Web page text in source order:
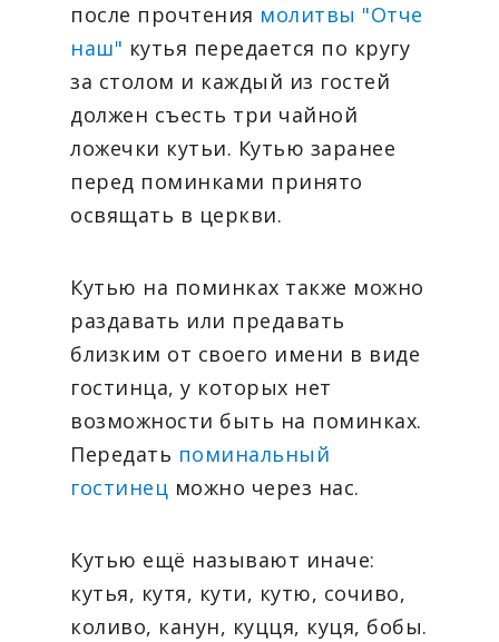
после прочтения молитвы "Отче
наш" кутья передается по кругу
за столом и каждый из гостей
должен съесть три чайной
ложечки кутьи. Кутью заранее
перед поминками принято
освящать в церкви.
Кутью на поминках также можно
раздавать или предавать
близким от своего имени в виде
гостинца, у которых нет
возможности быть на поминках.
Передать поминальный
гостинец можно через нас.
Кутью ещё называют иначе:
кутья, кутя, кути, кутю, сочиво,
коливо, канун, куцця, куця, бобы.